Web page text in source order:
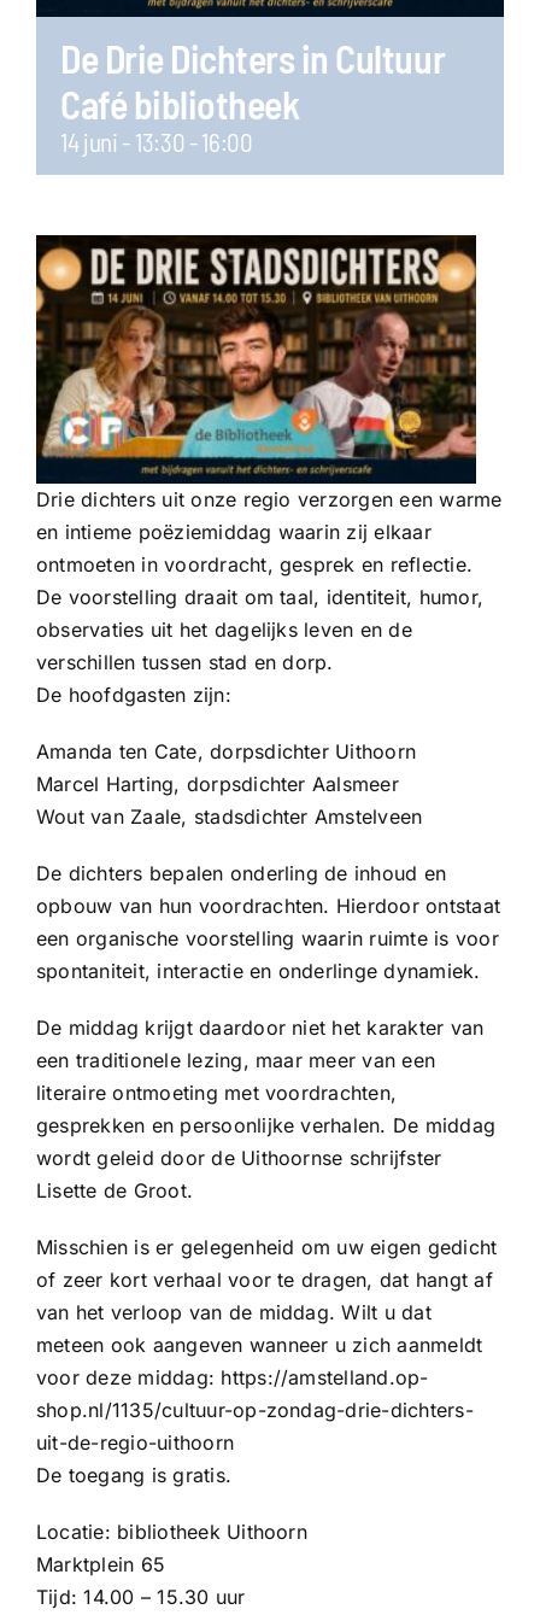
De Drie Dichters in Cultuur
Café bibliotheek
14 juni - 13:30 -16:00
Drie dichters uit onze regio verzorgen een warme
en intieme poëziemiddag waarin zij elkaar
ontmoeten in voordracht, gesprek en reflectie.
De voorstelling draait om taal, identiteit, humor,
observaties uit het dagelijks leven en de
verschillen tussen stad en dorp.
De hoofdgasten zijn:
Amanda ten Cate, dorpsdichter Uithoorn
Marcel Harting, dorpsdichter Aalsmeer
Wout van Zaale, stadsdichter Amstelveen
De dichters bepalen onderling de inhoud en
opbouw van hun voordrachten. Hierdoor ontstaat
een organische voorstelling waarin ruimte is voor
spontaniteit, interactie en onderlinge dynamiek.
De middag krijgt daardoor niet het karakter van
een traditionele lezing, maar meer van een
literaire ontmoeting met voordrachten,
gesprekken en persoonlijke verhalen. De middag
wordt geleid door de Uithoornse schrijfster
Lisette de Groot.
Misschien is er gelegenheid om uw eigen gedicht
of zeer kort verhaal voor te dragen, dat hangt af
van het verloop van de middag. Wilt u dat
meteen ook aangeven wanneer u zich aanmeldt
voor deze middag: https://amstelland.op-
shop.nl/1135/cultuur-op-zondag-drie-dichters-
uit-de-regio-uithoorn
De toegang is gratis.
Locatie: bibliotheek Uithoorn
Marktplein 65
Tijd: 14.00 – 15.30 uur